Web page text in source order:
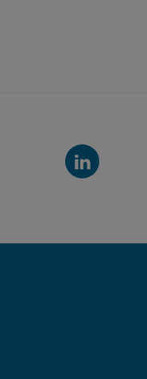
LinkedIn-
Kanal